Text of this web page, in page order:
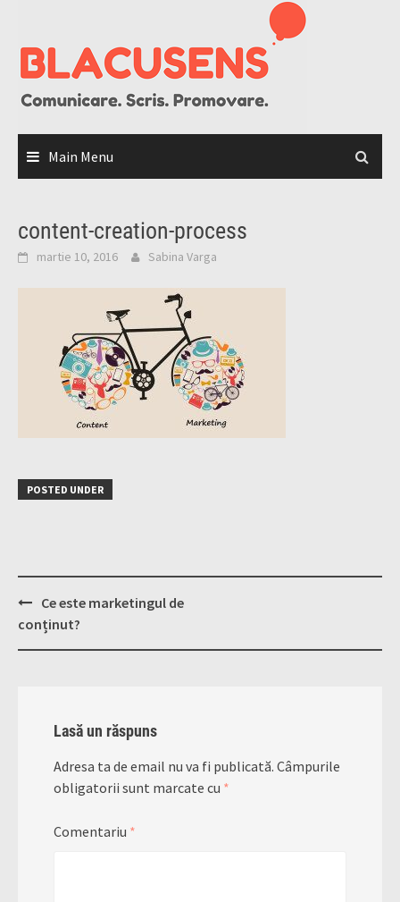
content
Main Menu
content-creation-process
martie 10, 2016 Sabina Varga
POSTED UNDER
Post
navigation
Ce este marketingul de
conținut?
Lasă un răspuns
Adresa ta de email nu va fi publicată. Câmpurile
obligatorii sunt marcate cu *
Comentariu *